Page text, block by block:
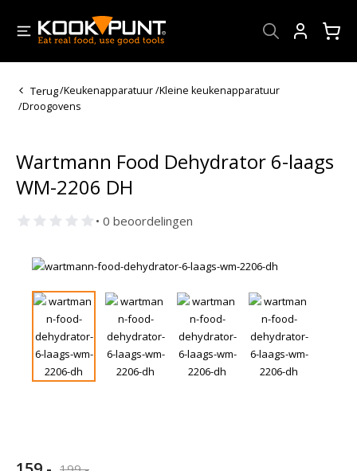
Terug/Keukenapparatuur/Kleine keukenapparatuur
/Droogovens
Wartmann Food Dehydrator 6-laags
WM-2206 DH
• 0 beoordelingen